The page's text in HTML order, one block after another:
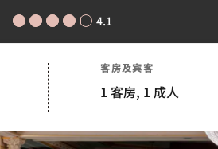
4.1
客房及宾客
1 客房, 1 成人